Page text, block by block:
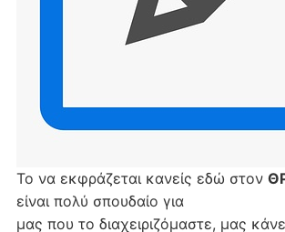
Το να εκφράζεται κανείς εδώ στον
είναι πολύ σπουδαίο για
μας που το διαχειριζόμαστε, μας